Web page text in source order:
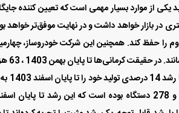
با رشد قابل توجه، یک رشد مثبت را تجربه کرده‌اند
شده تا کرمانی‌ها به جایگاه دوم تولید
جاری با رشد قابل توجهی که خواهد داشت، به
به خوبی این مهم محقق خواهد شد.